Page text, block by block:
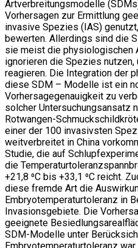
Artverbreitungsmodelle
Vorhersagen zur Ermittlung
invasive Spezies (IAS)
bewerten. Allerdings sind die
sie meist die physiologischen
ignorieren die Spezies nutzen,
reagieren. Die Integration der
diese SDM – Modelle ist ein
Vorhersagegenauigkeit zu
solcher Untersuchungsansatz
Rotwangen-
einer der 100 invasivsten
weitverbreitet in China
Studie, die auf
die
+21,8 ⁰C bis +33,1 ⁰C reicht.
diese fremde Art die
Embryotemperaturtoleranz in
Invasionsgebiete. Die
geeignete
SDM-Modelle unter